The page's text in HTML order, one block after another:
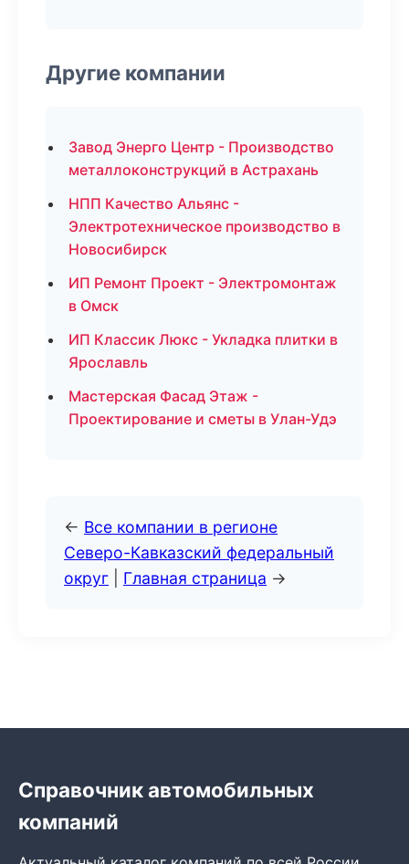
Другие компании
Завод Энерго Центр - Производство
металлоконструкций в Астрахань
НПП Качество Альянс -
Электротехническое производство в
Новосибирск
ИП Ремонт Проект - Электромонтаж
в Омск
ИП Классик Люкс - Укладка плитки в
Ярославль
Мастерская Фасад Этаж -
Проектирование и сметы в Улан-Удэ
← Все компании в регионе
Северо-Кавказский федеральный
округ
Главная страница →
Справочник автомобильных
компаний